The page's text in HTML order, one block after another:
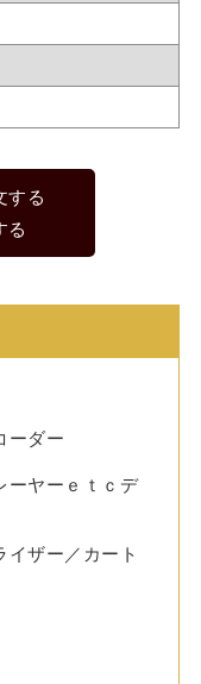
する
る
ーダー
ーヤーｅｔｃデ
イザー／カート